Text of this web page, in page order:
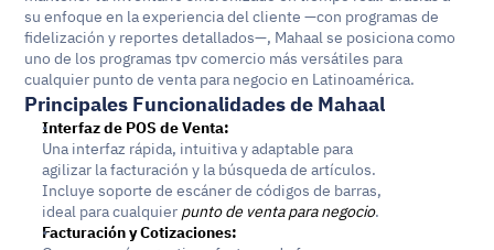
su enfoque en la experiencia del cliente —con programas de
fidelización y reportes detallados—, Mahaal se posiciona como
uno de los programas tpv comercio más versátiles para
cualquier punto de venta para negocio en Latinoamérica.
Principales Funcionalidades de Mahaal
Interfaz de POS de Venta:
Una interfaz rápida, intuitiva y adaptable para
agilizar la facturación y la búsqueda de artículos.
Incluye soporte de escáner de códigos de barras,
ideal para cualquier punto de venta para negocio.
Facturación y Cotizaciones: